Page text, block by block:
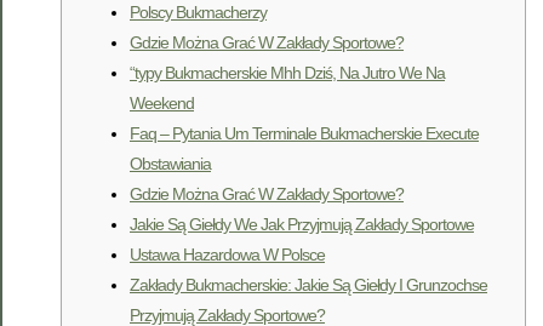
Polscy Bukmacherzy
Gdzie Można Grać W Zakłady Sportowe?
“typy Bukmacherskie Mhh Dziś, Na Jutro We Na
Weekend
Faq – Pytania Um Terminale Bukmacherskie Execute
Obstawiania
Gdzie Można Grać W Zakłady Sportowe?
Jakie Są Giełdy We Jak Przyjmują Zakłady Sportowe
Ustawa Hazardowa W Polsce
Zakłady Bukmacherskie: Jakie Są Giełdy I Grunzochse
Przyjmują Zakłady Sportowe?